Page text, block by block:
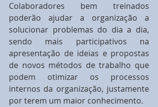
Colaboradores bem treinados
poderão ajudar a organização a
solucionar problemas do dia a dia,
sendo mais participativos na
apresentação de ideias e propostas
de novos métodos de trabalho que
podem otimizar os processos
internos da organização, justamente
por terem um maior conhecimento.